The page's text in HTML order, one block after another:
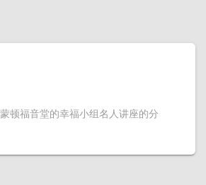
顿福音堂的幸福小组名人讲座的分